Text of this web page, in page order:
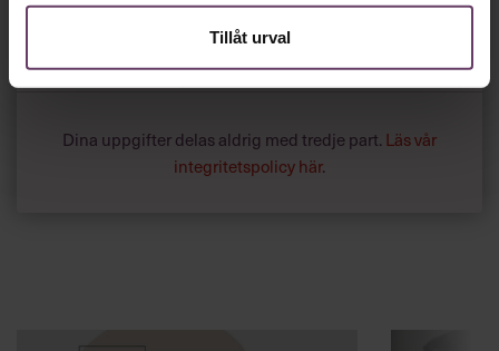
Tillåt urval
ledarskapsnyheterna!
Dina uppgifter delas aldrig med tredje part. Läs vår
integritetspolicy här.